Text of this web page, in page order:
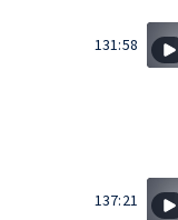
131:58
137:21